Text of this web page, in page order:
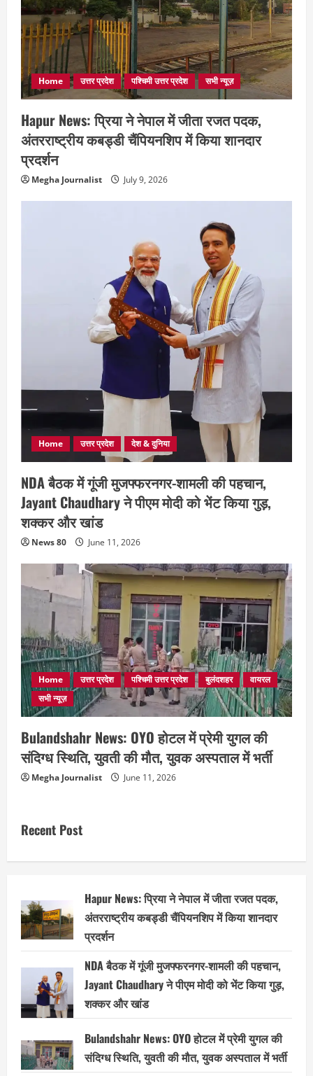
Home उत्तर प्रदेश पश्चिमी उत्तर प्रदेश सभी न्यूज़
Hapur News: प्रिया ने नेपाल में जीता रजत पदक,
अंतरराष्ट्रीय कबड्डी चैंपियनशिप में किया शानदार
प्रदर्शन
Megha Journalist July 9, 2026
Home उत्तर प्रदेश देश & दुनिया
NDA बैठक में गूंजी मुजफ्फरनगर-शामली की पहचान,
Jayant Chaudhary ने पीएम मोदी को भेंट किया गुड़,
शक्कर और खांड
News 80 June 11, 2026
Home उत्तर प्रदेश पश्चिमी उत्तर प्रदेश बुलंदशहर
वायरल
सभी न्यूज़
Bulandshahr News: OYO होटल में प्रेमी युगल की
संदिग्ध स्थिति, युवती की मौत, युवक अस्पताल में भर्ती
Megha Journalist June 11, 2026
Recent Post
Hapur News: प्रिया ने नेपाल में जीता रजत पदक,
अंतरराष्ट्रीय कबड्डी चैंपियनशिप में किया शानदार
प्रदर्शन
NDA बैठक में गूंजी मुजफ्फरनगर-शामली की पहचान,
Jayant Chaudhary ने पीएम मोदी को भेंट किया गुड़,
शक्कर और खांड
Bulandshahr News: OYO होटल में प्रेमी युगल की
संदिग्ध स्थिति, युवती की मौत, युवक अस्पताल में भर्ती